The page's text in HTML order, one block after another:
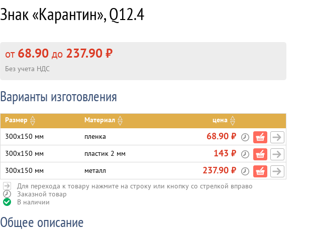
Знак «Карантин», Q12.4
от68.90 до 237.90 ₽
Без учета НДС
Варианты изготовления
Размер Материал
цена
300х150 мм
пленка 68.90 ₽
300х150 мм пластик 2 мм 143 ₽
300х150 мм металл 237.90 ₽
Для перехода к товару нажмите на строку или кнопку со стрелкой вправо
Заказной товар
В наличии
Общее описание